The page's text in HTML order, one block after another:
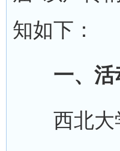
知如下：
一、活
西北大